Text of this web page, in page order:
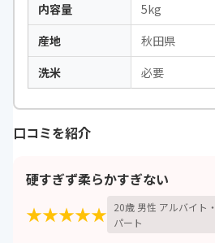
内容量
5kg
産地
秋田県
洗米
必要
口コミを紹介
硬すぎず柔らかすぎない
★★★★★ 20歳 男性 アルバイト・
パート